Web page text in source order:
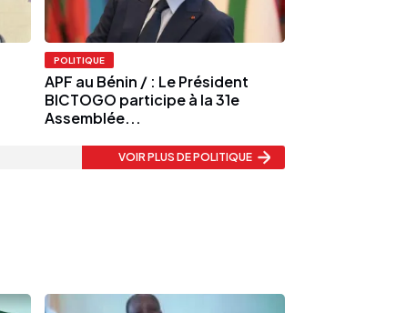
POLITIQUE
APF au Bénin / : Le Président
BICTOGO participe à la 31e
Assemblée...
VOIR PLUS DE POLITIQUE